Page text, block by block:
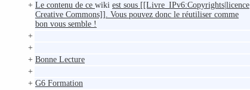
+ Le contenu de ce wiki est sous [[Livre_IPv6:Copyrights|licence
Creative Commons]]. Vous pouvez donc le réutiliser comme
bon vous semble !
+
+
+ Bonne Lecture
+
+ G6 Formation